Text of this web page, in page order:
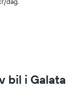
bil i Galata